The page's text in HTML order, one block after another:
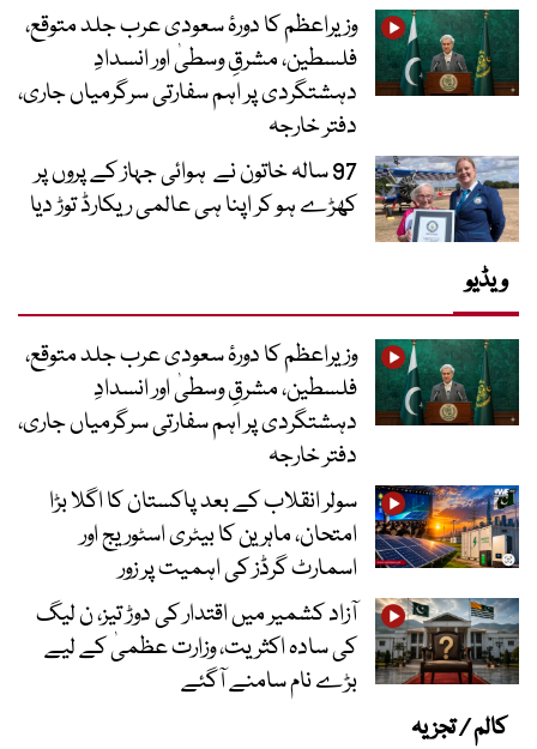
وزیراعظم کا دورۂ سعودی عرب جلد متوقع،
فلسطین، مشرقِ وسطیٰ اور انسدادِ
دہشتگردی پر اہم سفارتی سرگرمیاں جاری،
دفتر خارجہ
97 سالہ خاتون نے ہوائی جہاز کے پروں پر
کھڑے ہو کر اپنا ہی عالمی ریکارڈ توڑ دیا
ویڈیو
وزیراعظم کا دورۂ سعودی عرب جلد متوقع،
فلسطین، مشرقِ وسطیٰ اور انسدادِ
دہشتگردی پر اہم سفارتی سرگرمیاں جاری،
دفتر خارجہ
سولر انقلاب کے بعد پاکستان کا اگلا بڑا
امتحان، ماہرین کا بیٹری اسٹوریج اور
اسمارٹ گرڈز کی اہمیت پر زور
آزاد کشمیر میں اقتدار کی دوڑ تیز، ن لیگ
کی سادہ اکثریت، وزارت عظمیٰ کے لیے
بڑے نام سامنے آگئے
کالم / تجزیہ